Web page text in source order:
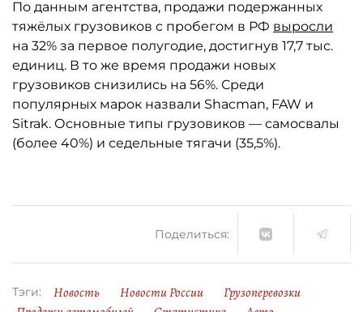
По данным агентства, продажи подержанных
тяжёлых грузовиков с пробегом в РФ выросли
на 32% за первое полугодие, достигнув 17,7 тыс.
единиц. В то же время продажи новых
грузовиков снизились на 56%. Среди
популярных марок назвали Shacman, FAW и
Sitrak. Основные типы грузовиков — самосвалы
(более 40%) и седельные тягачи (35,5%).
Поделиться:
Тэги: Новость Новости России
Грузоперевозки